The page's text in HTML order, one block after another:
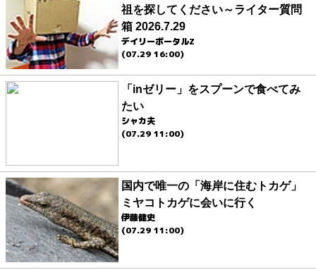
祖を探してください～ライター質問
箱 2026.7.29
デイリーポータルZ
(07.29 16:00)
「inゼリー」をスプーンで食べてみ
たい
シャカ夫
(07.29 11:00)
国内で唯一の「海岸に住むトカゲ」
ミヤコトカゲに会いに行く
伊藤健史
(07.29 11:00)